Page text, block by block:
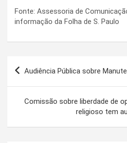
Fonte: Assessoria de
informação da Folha de S. Paulo
Navegação
Audiência Pública sobre
Comissão sobre liberdade de
religioso tem